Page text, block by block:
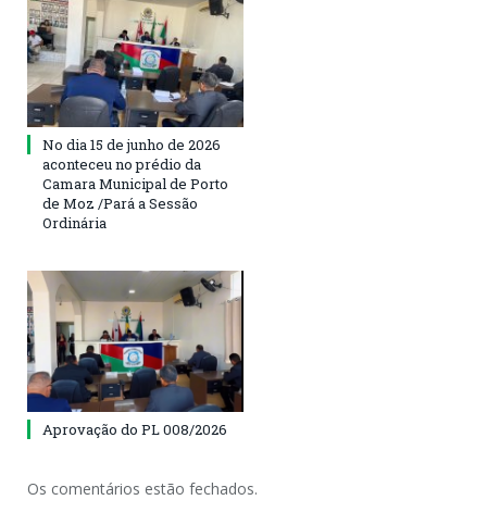
No dia 15 de junho de 2026
aconteceu no prédio da
Camara Municipal de Porto
de Moz /Pará a Sessão
Ordinária
Aprovação do PL 008/2026
Os comentários estão fechados.